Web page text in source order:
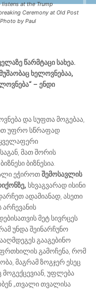
listens at the Trump
Ceremony at Old Post
by Paul
წარმტაცი სახეა.
ხელოვნებაა,
– ენდი
და სუფთა მოგებაა,
უფრო სწრაფად
ყველაფერი
მათ შორის
ბიზნესია.
ეჭიროთშემოსავლის
სხვაგვარად ისინი
ადამიანად, ასეთი
მეტ სივრცეს
უნდა შეინარჩუნო
გააგებინო
გამოჩენა, რომ
მაგრამ ზოგჯერ ესეც
უფლება
„თვალი თვალისა